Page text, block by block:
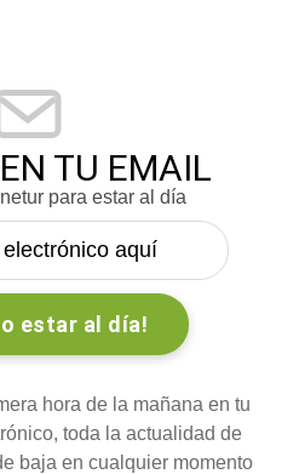
TU EMAIL
para estar al día
hora de la mañana en tu
toda la actualidad de
baja en cualquier momento